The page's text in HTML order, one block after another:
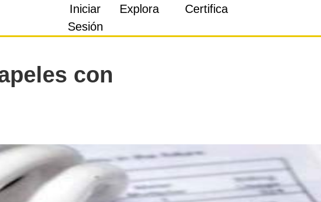
Iniciar
Sesión
Explora Certifica
con